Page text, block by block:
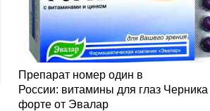
Препарат номер один в
России: витамины для глаз Черника
форте от Эвалар